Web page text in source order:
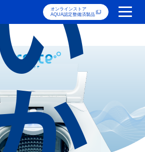
オンラインストア
AQUA認定整備済製品